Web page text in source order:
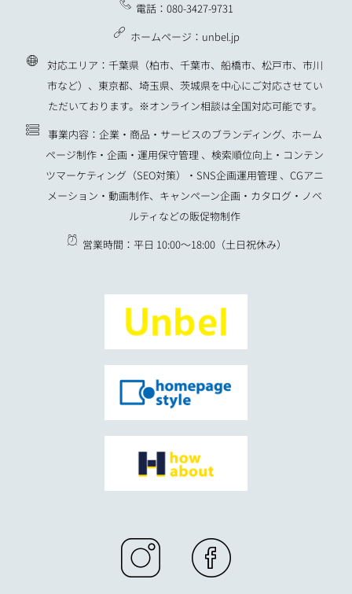
電話：080-3427-9731
ホームページ：unbel.jp
対応エリア：千葉県（柏市、千葉市、船橋市、松戸市、市川
市など）、東京都、埼玉県、茨城県を中心にご対応させてい
ただいております。※オンライン相談は全国対応可能です。
事業内容：企業・商品・サービスのブランディング、ホーム
ページ制作・企画・運用保守管理 、検索順位向上・コンテン
ツマーケティング（SEO対策）・SNS企画運用管理 、CGアニ
メーション・動画制作、キャンペーン企画・カタログ・ノベ
ルティなどの販促物制作
営業時間：平日 10:00〜18:00（土日祝休み）